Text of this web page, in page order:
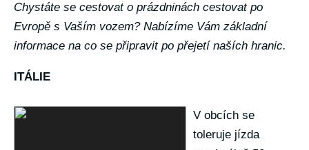
Chystáte se cestovat o prázdninách cestovat po
Evropě s Vaším vozem? Nabízíme Vám základní
informace na co se připravit po přejetí naších hranic.
ITÁLIE
V obcích se
toleruje jízda